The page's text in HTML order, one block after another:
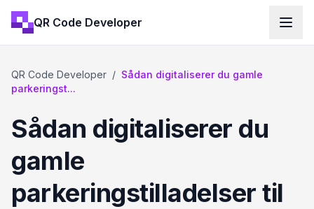
QR Code Developer
QR Code Developer / Sådan digitaliserer du gamle
parkeringst...
Sådan digitaliserer du
gamle
parkeringstilladelser til